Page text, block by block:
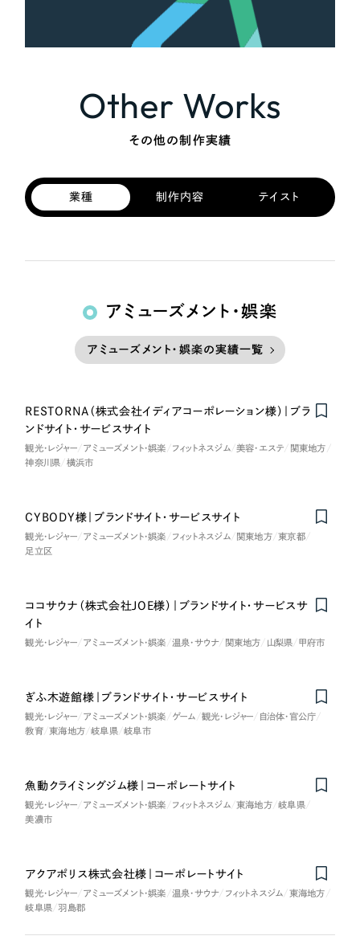
Other Works
その他の制作実績
業種 制作内容 テイスト
アミューズメント・娯楽
アミューズメント・娯楽の実績一覧
RESTORNA（株式会社イディアコーポレーション様）｜ブラ
ンドサイト・サービスサイト
観光・レジャー アミューズメント・娯楽 フィットネスジム 美容・エステ
関東地方
神奈川県
横浜市
CYBODY様｜ブランドサイト・サービスサイト
観光・レジャー アミューズメント・娯楽 フィットネスジム 関東地方
東京都
足立区
ココサウナ（株式会社JOE様）｜ブランドサイト・サービスサ
イト
観光・レジャー アミューズメント・娯楽 温泉・サウナ 関東地方 山梨県 甲府市
ぎふ木遊館様｜ブランドサイト・サービスサイト
観光・レジャー アミューズメント・娯楽 ゲーム 観光・レジャー
自治体・官公庁
教育
東海地方 岐阜県 岐阜市
魚動クライミングジム様｜コーポレートサイト
観光・レジャー アミューズメント・娯楽 フィットネスジム 東海地方
岐阜県
美濃市
アクアポリス株式会社様｜コーポレートサイト
観光・レジャー アミューズメント・娯楽 温泉・サウナ フィットネスジム
東海地方
岐阜県
羽島郡